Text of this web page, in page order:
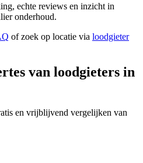
echte reviews en inzicht in
onderhoud.
of zoek op locatie via loodgieter
van loodgieters in
en vrijblijvend vergelijken van